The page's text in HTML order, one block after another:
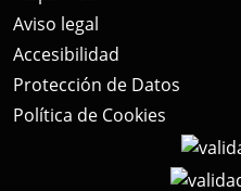
Aviso legal
Accesibilidad
Protección de Datos
Política de Cookies